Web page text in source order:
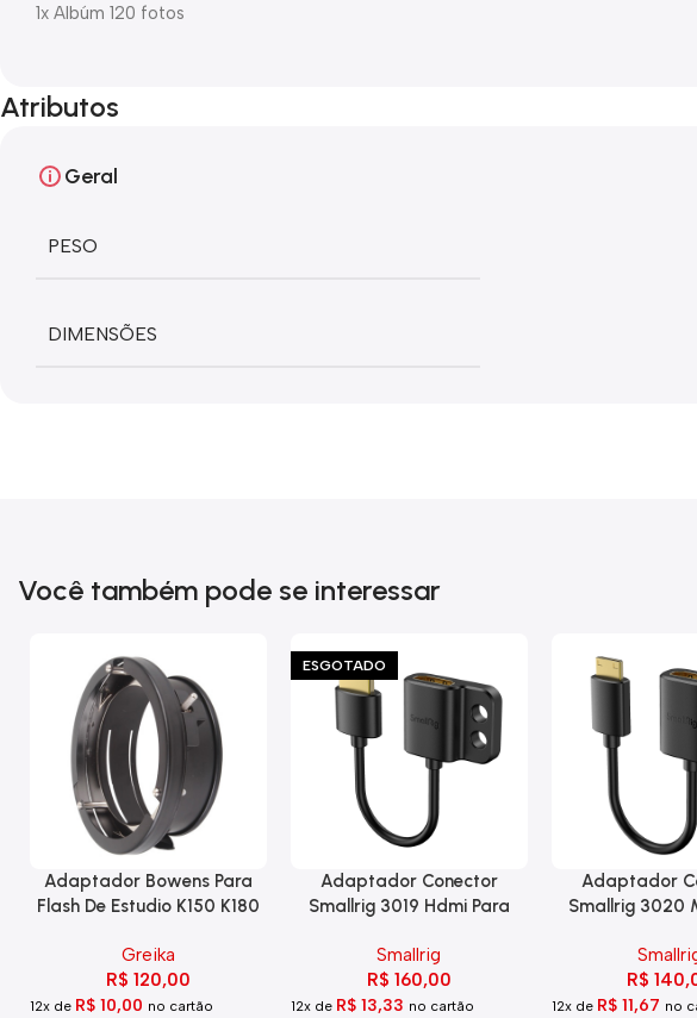
1x Albúm 120 fotos
Atributos
Geral
PESO
DIMENSÕES
Você também pode se interessar
Adaptador Bowens Para
Flash De Estudio K150 K180
Greika
R$ 120,00
12x de R$ 10,00 no cartão
ESGOTADO
Adaptador Conector
Smallrig 3019 Hdmi Para
Smallrig
R$ 160,00
12x de R$13,33 no cartão
Adaptador
Smallrig 3020
R$
12x de R$11,67 no